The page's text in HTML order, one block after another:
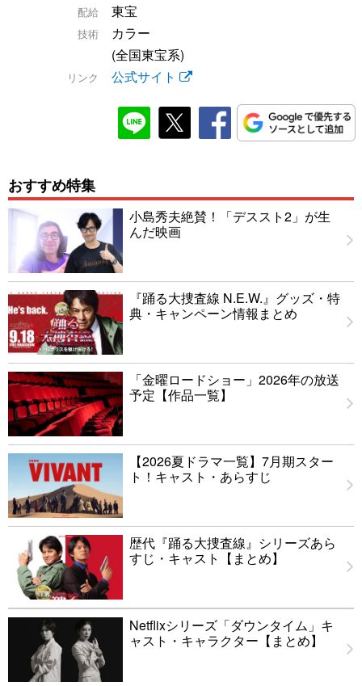
配給 東宝
技術
カラー
(全国東宝系)
リンク 公式サイト
おすすめ特集
小島秀夫絶賛！「デススト2」が生
んだ映画
『踊る大捜査線 N.E.W.』グッズ・特
典・キャンペーン情報まとめ
「金曜ロードショー」2026年の放送
予定【作品一覧】
【2026夏ドラマ一覧】7月期スター
ト！キャスト・あらすじ
歴代『踊る大捜査線』シリーズあら
すじ・キャスト【まとめ】
Netflixシリーズ「ダウンタイム」キ
ャスト・キャラクター【まとめ】